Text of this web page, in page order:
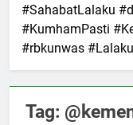
#SahabatLalaku
#KumhamPasti
#rbkunwas
Tag: